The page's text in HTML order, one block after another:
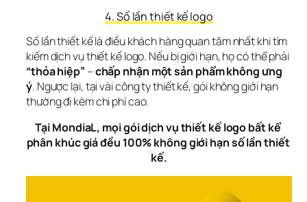
4. Số lần thiết kế logo
Số lần thiết kế là điều khách hàng quan tâm nhất khi tìm
“thỏa hiệp” – chấp nhận một sản phẩm không ưng
ý. Ngược lại, tại vài công ty thiết kế, gói không giới hạn
thường đi kèm chi phí cao.
Tại MondiaL, mọi gói dịch vụ thiết kế logo bất kể
phân khúc giá đều 100% không giới hạn số lần thiết
kế.